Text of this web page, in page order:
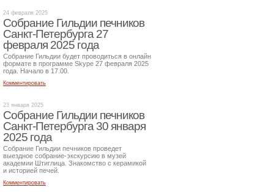
24 февраля 2025
Собрание Гильдии печников
Санкт-Петербурга 27
февраля 2025 года
Собрание Гильдии будет проводиться в онлайн
формате в программе Skype 27 февраля 2025
года. Начало в 17.00.
Комментировать
23 января 2025
Собрание Гильдии печников
Санкт-Петербурга 30 января
2025 года
Собрание Гильдии печников проведет
выездное собрание-экскурсию в музей
академии Штиглица. Знакомство с керамикой
и историей печей.
Комментировать